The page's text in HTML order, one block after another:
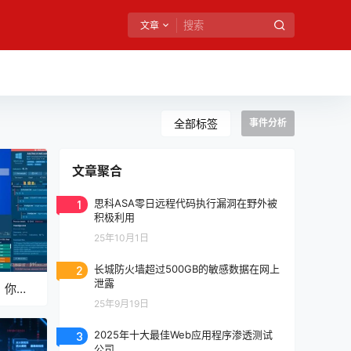
文章
全部标签 事件分析
现
文章聚合
1
思科ASA零日远程代码执行漏洞在野外被
积极利用
25年10月1日
2
长城防火墙超过500GB的敏感数据在网上
泄露
25年9月19日
3
2025年十大最佳Web应用程序渗透测试